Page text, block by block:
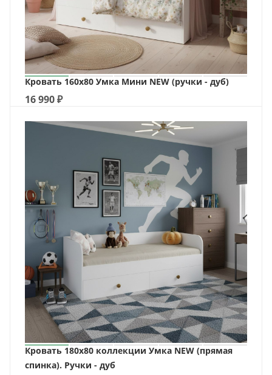
Кровать 160х80 Умка Мини NEW (ручки - дуб)
16 990₽
Кровать 180х80 коллекции Умка NEW (прямая
спинка). Ручки - дуб